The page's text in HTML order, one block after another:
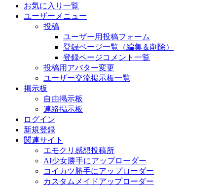
お気に入り一覧
ユーザーメニュー
投稿
ユーザー用投稿フォーム
登録ページ一覧（編集＆削除）
登録ページコメント一覧
投稿用アバター変更
ユーザー交流掲示板一覧
掲示板
自由掲示板
連絡掲示板
ログイン
新規登録
関連サイト
エモクリ感想投稿所
AI少女勝手にアップローダー
コイカツ勝手にアップローダー
カスタムメイドアップローダー